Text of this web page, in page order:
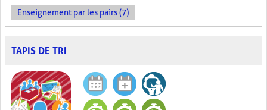
Enseignement par les pairs (7)
TAPIS DE TRI